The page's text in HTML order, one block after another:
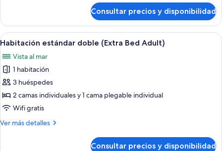
estándar
doble
(Extra
Child)
Consultar precios y disponibilidad
Abrir
todas
las
fotos
de
Habitación
estándar
(Extra
Una habitación de hotel moderna
5
Habitación estándar doble (Extra Bed Adult)
Vista al mar
1 habitación
3 huéspedes
2 camas individuales y 1 cama plegable individual
Wifi gratis
Ver más detalles
Más
Consultar precios y disponibilidad